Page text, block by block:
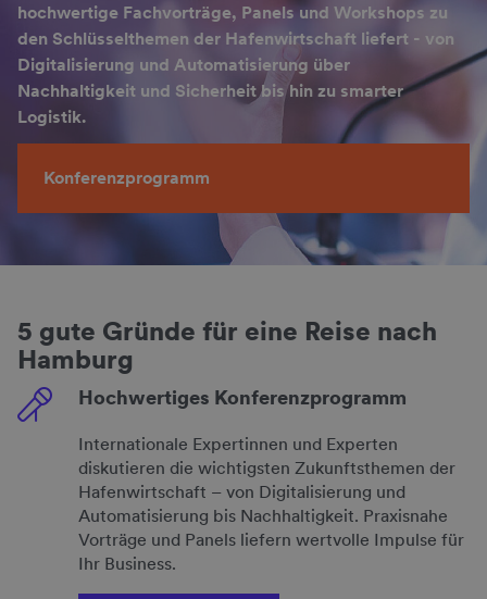
hochwertige Fachvorträge, Panels und Workshops zu
den Schlüsselthemen der Hafenwirtschaft liefert - von
Digitalisierung und Automatisierung über
Nachhaltigkeit und Sicherheit bis hin zu smarter
Logistik.
Konferenzprogramm
5 gute Gründe für eine Reise nach
Hamburg
Hochwertiges Konferenzprogramm
Internationale Expertinnen und Experten
diskutieren die wichtigsten Zukunftsthemen der
Hafenwirtschaft – von Digitalisierung und
Automatisierung bis Nachhaltigkeit. Praxisnahe
Vorträge und Panels liefern wertvolle Impulse für
Ihr Business.